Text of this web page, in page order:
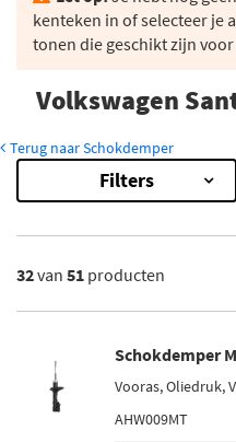
kenteken in of selecteer je
tonen die geschikt zijn
Volkswagen
Terug naar Schokdemper
Resultaten
×
Monroe (2)
Maxgear (1)
Filters
32van 51 producten
Schokdemper
Vooras, Oliedruk,
AHW009MT